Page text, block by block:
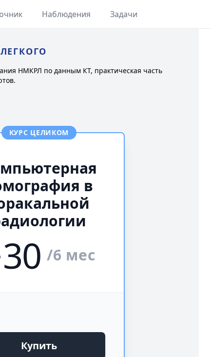
Наблюдения Задачи
НМКРЛ по данным КТ, практическая часть
КУРС ЦЕЛИКОМ
в
30 /6 мес
Купить